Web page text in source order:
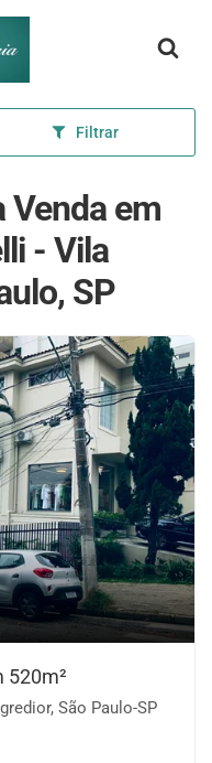
Filtrar
Venda em
- Vila
SP
520m²
São Paulo-SP